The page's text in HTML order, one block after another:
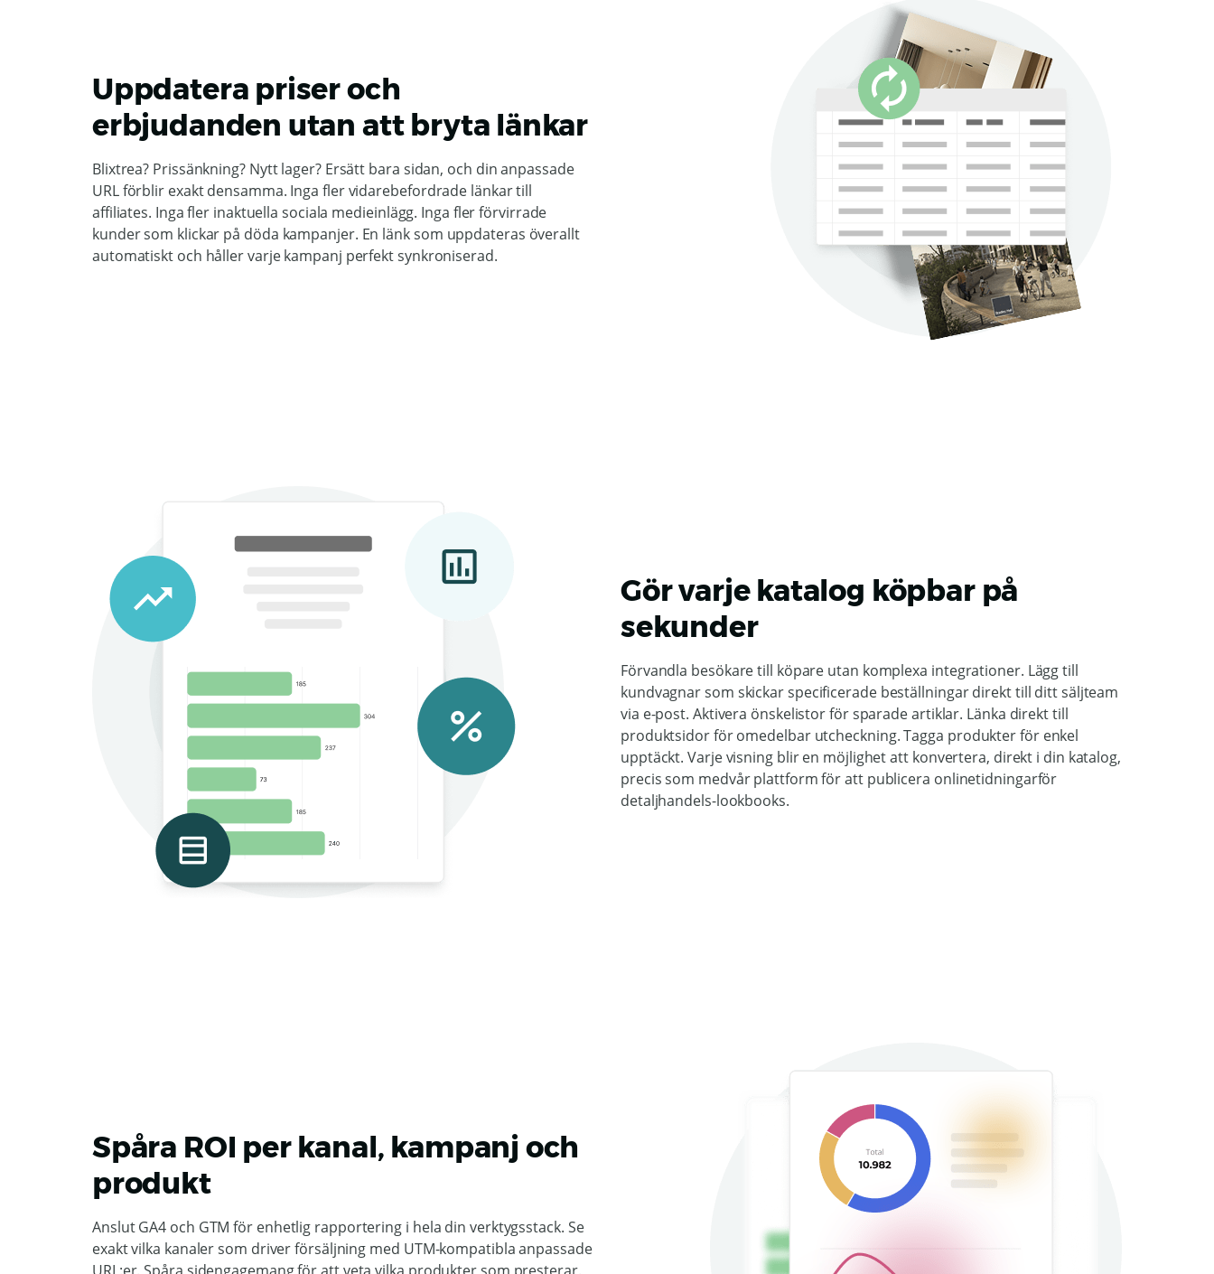
Uppdatera priser och
erbjudanden utan att bryta länkar
Blixtrea? Prissänkning? Nytt lager? Ersätt bara sidan, och din anpassade
URL förblir exakt densamma. Inga fler vidarebefordrade länkar till
affiliates. Inga fler inaktuella sociala medieinlägg. Inga fler förvirrade
kunder som klickar på döda kampanjer. En länk som uppdateras överallt
automatiskt och håller varje kampanj perfekt synkroniserad.
Gör varje katalog köpbar på
sekunder
Förvandla besökare till köpare utan komplexa integrationer. Lägg till
kundvagnar som skickar specificerade beställningar direkt till ditt säljteam
via e-post. Aktivera önskelistor för sparade artiklar. Länka direkt till
produktsidor för omedelbar utcheckning. Tagga produkter för enkel
upptäckt. Varje visning blir en möjlighet att konvertera, direkt i din katalog,
precis som medvår plattform för att publicera onlinetidningarför
detaljhandels-lookbooks.
Spåra ROI per kanal, kampanj och
produkt
Anslut GA4 och GTM för enhetlig rapportering i hela din verktygsstack. Se
exakt vilka kanaler som driver försäljning med UTM-kompatibla anpassade